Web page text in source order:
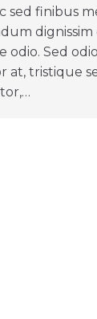
sed finibus
dignissim
odio. Sed
at, tristique